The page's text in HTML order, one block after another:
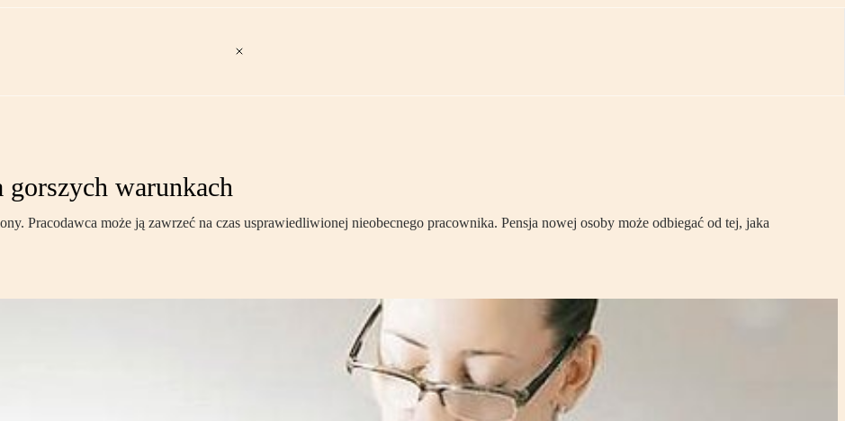
gorszych warunkach
Pracodawca może ją zawrzeć na czas usprawiedliwionej nieobecnego pracownika. Pensja nowej osoby może odbiegać od tej, jaka